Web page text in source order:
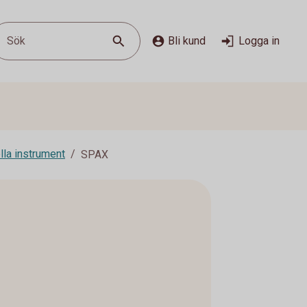
Sök Bli kund Logga in
instrument SPAX